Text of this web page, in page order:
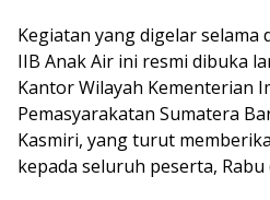
Kegiatan yang digelar selama
IIB Anak Air ini resmi dibuka
Kantor Wilayah Kementerian
Pemasyarakatan Sumatera
Kasmiri, yang turut
kepada seluruh peserta, Rabu